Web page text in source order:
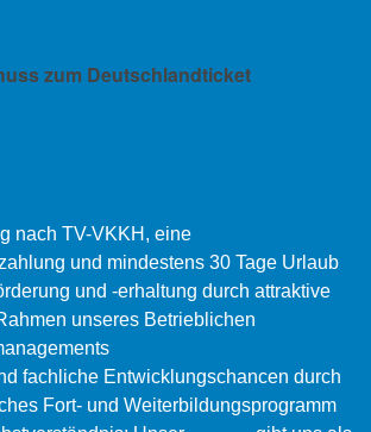
zum Deutschlandticket
nach TV-VKKH, eine
und mindestens 30 Tage Urlaub
und -erhaltung durch attraktive
unseres Betrieblichen
fachliche Entwicklungschancen durch
Fort- und Weiterbildungsprogramm